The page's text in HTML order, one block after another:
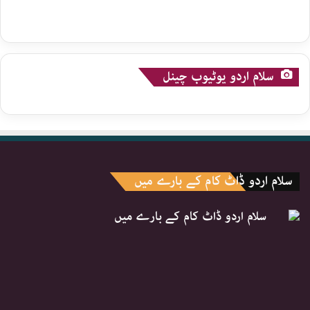
سلام اردو یوٹیوب چینل
سلام اردو ڈاٹ کام کے بارے میں